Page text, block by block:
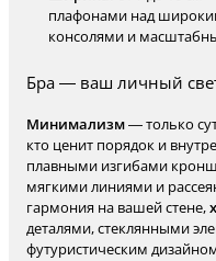
плафонами над
консолями и
Бра — ваш личный
Минимализм— только
кто ценит порядок и
плавными изгибами
мягкими линиями и
гармония на вашей стене,
деталями, стеклянными
футуристическим